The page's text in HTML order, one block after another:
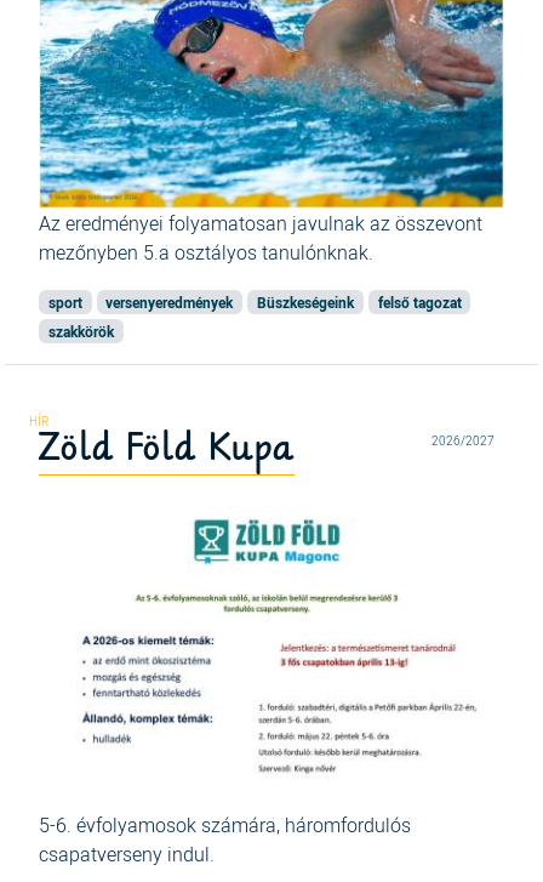
Az eredményei folyamatosan javulnak az összevont
mezőnyben 5.a osztályos tanulónknak.
sport versenyeredmények Büszkeségeink
felső tagozat
szakkörök
2026/2027
Zöld Föld Kupa
5-6. évfolyamosok számára, háromfordulós
csapatverseny indul.